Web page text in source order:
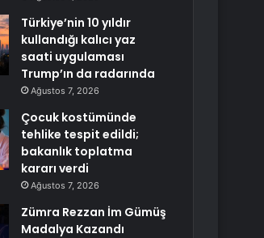
Türkiye’nin 10 yıldır
kullandığı kalıcı yaz
saati uygulaması
Trump’ın da radarında
Ağustos 7, 2026
Çocuk kostümünde
tehlike tespit edildi;
bakanlık toplatma
kararı verdi
Ağustos 7, 2026
Zümra Rezzan İm Gümüş
Madalya Kazandı